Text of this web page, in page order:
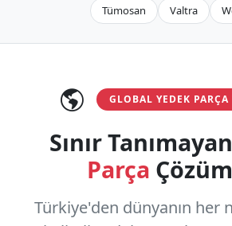
Tümosan
Valtra
GLOBAL YEDEK
Sınır Tanımayan
Parça
Türkiye'den dünyanın her